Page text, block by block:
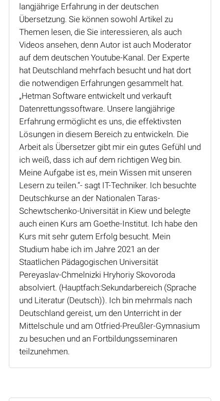
langjährige Erfahrung in der deutschen
Übersetzung. Sie können sowohl Artikel zu
Themen lesen, die Sie interessieren, als auch
Videos ansehen, denn Autor ist auch Moderator
auf dem deutschen Youtube-Kanal. Der Experte
hat Deutschland mehrfach besucht und hat dort
die notwendigen Erfahrungen gesammelt hat.
„Hetman Software entwickelt und verkauft
Datenrettungssoftware. Unsere langjährige
Erfahrung ermöglicht es uns, die effektivsten
Lösungen in diesem Bereich zu entwickeln. Die
Arbeit als Übersetzer gibt mir ein gutes Gefühl und
ich weiß, dass ich auf dem richtigen Weg bin.
Meine Aufgabe ist es, mein Wissen mit unseren
Lesern zu teilen.“- sagt IT-Techniker. Ich besuchte
Deutschkurse an der Nationalen Taras-
Schewtschenko-Universität in Kiew und belegte
auch einen Kurs am Goethe-Institut. Ich habe den
Kurs mit sehr gutem Erfolg besucht. Mein
Studium habe ich im Jahre 2021 an der
Staatlichen Pädagogischen Universität
Pereyaslav-Chmelnizki Hryhoriy Skovoroda
absolviert. (Hauptfach:Sekundarbereich (Sprache
und Literatur (Deutsch)). Ich bin mehrmals nach
Deutschland gereist, um den Unterricht in der
Mittelschule und am Otfried-Preußler-Gymnasium
zu besuchen und an Fortbildungsseminaren
teilzunehmen.